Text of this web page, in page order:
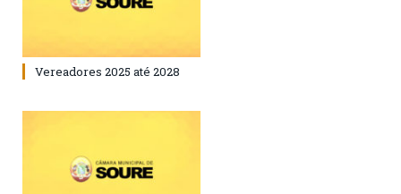
Vereadores 2025 até 2028